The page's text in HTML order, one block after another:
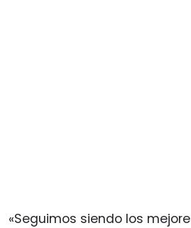
«Seguimos siendo los